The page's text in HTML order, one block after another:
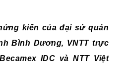
kiến của đại sứ quán
Bình Dương, VNTT trực
IDC và NTT Việt